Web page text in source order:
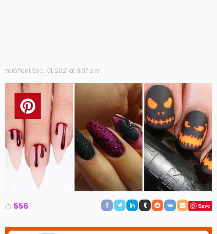
veröffent Sep.. 01, 2021 at 9:07 a.m.
556 Save